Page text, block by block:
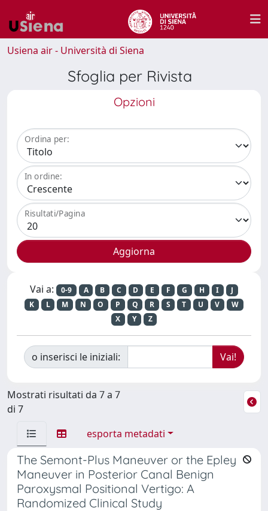
Usiena air - Università di Siena
Sfoglia per Rivista
Opzioni
Ordina per:
In ordine:
Risultati/Pagina
Vai a: 0-9 A B C D E F G H I
J
K
L M N O P Q R S T U V
W
X
Y Z
o inserisci le iniziali:
Mostrati risultati da 7 a 7
di 7
esporta metadati
The Semont-Plus Maneuver or the Epley
Maneuver in Posterior Canal Benign
Paroxysmal Positional Vertigo: A
Randomized Clinical Study